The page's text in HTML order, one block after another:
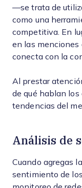
—se trata de
como una
competitiva. En
en las menciones
conecta con la
Al prestar
de qué hablan los
tendencias del
Análisis de
Cuando agregas
sentimiento de